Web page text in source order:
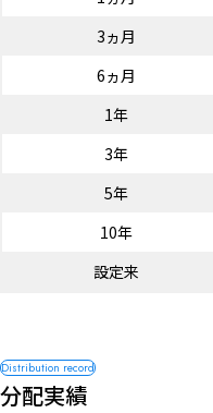
3ヵ月
6ヵ月
1年
3年
5年
10年
設定来
分配実績